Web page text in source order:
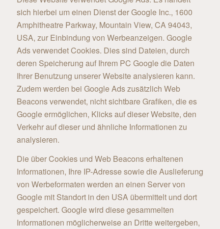
sich hierbei um einen Dienst der Google Inc., 1600
Amphitheatre Parkway, Mountain View, CA 94043,
USA, zur Einbindung von Werbeanzeigen. Google
Ads verwendet Cookies. Dies sind Dateien, durch
deren Speicherung auf Ihrem PC Google die Daten
Ihrer Benutzung unserer Website analysieren kann.
Zudem werden bei Google Ads zusätzlich Web
Beacons verwendet, nicht sichtbare Grafiken, die es
Google ermöglichen, Klicks auf dieser Website, den
Verkehr auf dieser und ähnliche Informationen zu
analysieren.
Die über Cookies und Web Beacons erhaltenen
Informationen, Ihre IP-Adresse sowie die Auslieferung
von Werbeformaten werden an einen Server von
Google mit Standort in den USA übermittelt und dort
gespeichert. Google wird diese gesammelten
Informationen möglicherweise an Dritte weitergeben,